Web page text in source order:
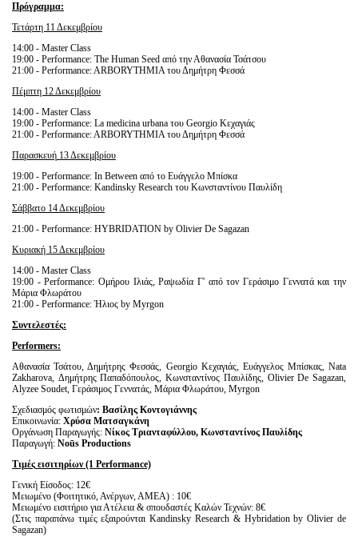
Πρόγραμμα:
Τετάρτη 11 Δεκεμβρίου
14:00 - Master Class
19:00 - Performance: The Human Seed από την Αθανασία Τσάτσου
21:00 - Performance: ARBORYTHMIA του Δημήτρη Φεσσά
Πέμπτη 12 Δεκεμβρίου
14:00 - Master Class
19:00 - Performance: La medicina urbana του Georgio Κεχαγιάς
21:00 - Performance: ARBORYTHMIA του Δημήτρη Φεσσά
Παρασκευή 13Δεκεμβρίου
19:00 - Performance: In Between από τo Ευάγγελο Μπίσκα
21:00 - Performance: Kandinsky Research του Κωνσταντίνου Παυλίδη
Σάββατο 14Δεκεμβρίου
21:00 - Performance: HYBRIDATION by Olivier De Sagazan
Κυριακή 15 Δεκεμβρίου
14:00 - Master Class
19:00 - Performance: Ομήρου Ιλιάς, Ραψωδία Γ' από τον Γεράσιμο Γεννατά και την
Μάρια Φλωράτου
21:00 - Performance: Ήλιος by Myrgon
Συντελεστές:
Performers:
Αθανασία Τσάτου, Δημήτρης Φεσσάς, Georgio Κεχαγιάς, Ευάγγελος Μπίσκας, Nata
Zakharova, Δημήτρης Παπαδόπουλος, Κωνσταντίνος Παυλίδης, Olivier De Sagazan,
Alyzee Soudet, Γεράσιμος Γεννατάς, Μάρια Φλωράτου, Myrgon
Σχεδιασμός φωτισμών: Βασίλης Κοντογιάννης
Επικοινωνία: Χρύσα Ματσαγκάνη
Οργάνωση Παραγωγής: Νίκος Τριανταφύλλου, Κωνσταντίνος Παυλίδης
Παραγωγή: Noūs Productions
Τιμές εισιτηρίων(1 Performance)
Γενική Είσοδος: 12€
Μειωμένο (Φοιτητικό, Ανέργων, ΑΜΕΑ) : 10€
Μειωμένο εισιτήριο για Ατέλεια & σπουδαστές Καλών Τεχνών: 8€
(Στις παραπάνω τιμές εξαιρούνται Kandinsky Research & Hybridation by Olivier de
Sagazan)